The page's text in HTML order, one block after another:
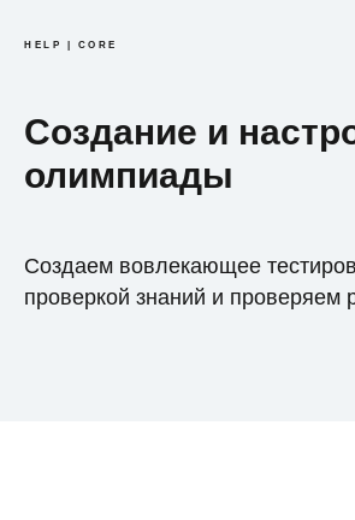
HELP | CORE
Создание и
олимпиады
Создаем вовлекающее
проверкой знаний и проверяем